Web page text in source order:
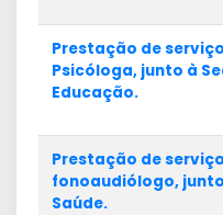
Prestação de
Psicóloga, junto à
Educação.
Prestação de
fonoaudiólogo,
Saúde.